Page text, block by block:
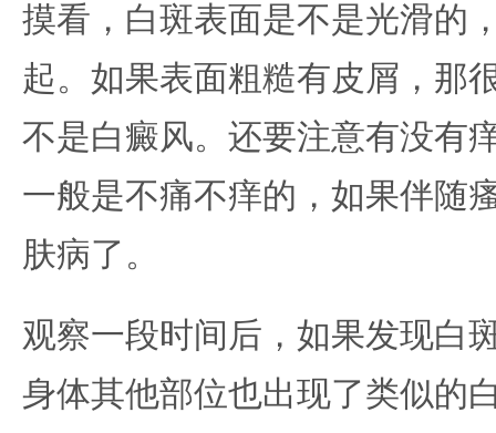
摸看，白斑表面是不是光滑的
起。如果表面粗糙有皮屑，那
不是白癜风。还要注意有没有
一般是不痛不痒的，如果伴随
肤病了。
观察一段时间后，如果发现白
身体其他部位也出现了类似的